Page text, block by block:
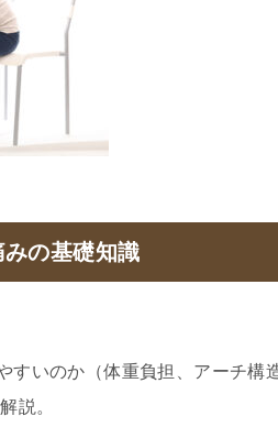
の基礎知識
すいのか（体重負担、アーチ構
説。